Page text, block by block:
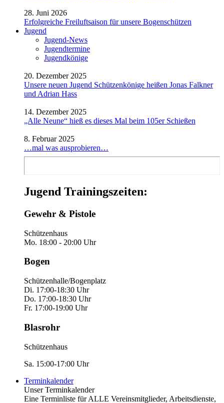
28. Juni 2026
Erfolgreiche Freiluftsaison für unsere Bogenschützen
Jugend
Jugend-News
Jugendtermine
Jugendkönige
20. Dezember 2025
Unsere neuen Jugend Schützenkönige heißen Jonas Falkner
und Adrian Hass
14. Dezember 2025
„Alle Neune“ hieß es dieses Mal beim 105er Schießen
8. Februar 2025
…mal was ausprobieren…
Jugend Trainingszeiten:
Gewehr & Pistole
Schützenhaus
Mo. 18:00 - 20:00 Uhr
Bogen
Schützenhalle/Bogenplatz
Di. 17:00-18:30 Uhr
Do. 17:00-18:30 Uhr
Fr. 17:00-19:00 Uhr
Blasrohr
Schützenhaus
Sa. 15:00-17:00 Uhr
Terminkalender
Unser Terminkalender
Eine Terminliste für ALLE Vereinsmitglieder, Arbeitsdienste,